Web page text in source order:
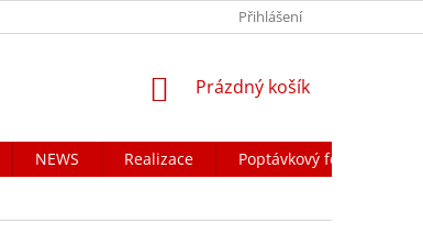
Přihlášení
NÁKUPNÍ
Prázdný košík
NEWS Realizace
Poptávkový formulář